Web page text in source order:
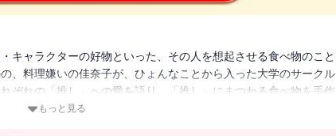
ャラクターの好物といった、その人を想起させる食べ物のこと
、料理嫌いの佳奈子が、ひょんなことから入った大学のサークル
ぞれの「推し」への愛を語り、「推し」にまつわる食べ物を手作
感するという不思議な活動だったが、意外と居心地が良く
もっと見る